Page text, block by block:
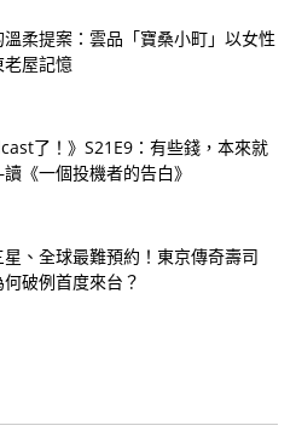
柔提案：雲品「寶桑小町」以女性
老屋記憶
了！》S21E9：有些錢，本來就
《一個投機者的告白》
、全球最難預約！東京傳奇壽司
何破例首度來台？